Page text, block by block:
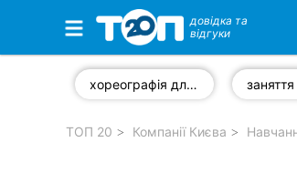
Обрані компанії
довідка та
відгуки
хореографія для дітей
ТОП 20 Компанії Києва